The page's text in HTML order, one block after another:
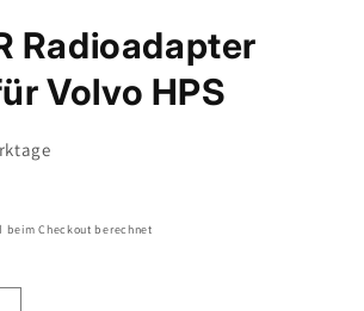
Radioadapter
Volvo HPS
beim Checkout berechnet